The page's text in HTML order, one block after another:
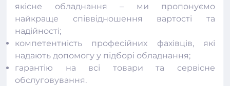
якісне обладнання – ми пропонуємо
найкраще співвідношення вартості та
надійності;
компетентність професійних фахівців, які
надають допомогу у підборі обладнання;
гарантію на всі товари та сервісне
обслуговування.